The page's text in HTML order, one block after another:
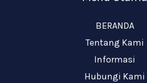
BERANDA
Tentang Kami
Informasi
Hubungi Kami